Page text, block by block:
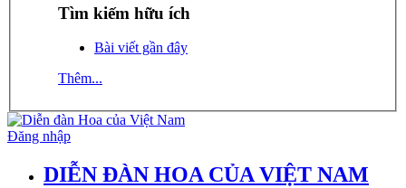
Tìm kiếm hữu ích
Bài viết gần đây
Thêm...
Đăng nhập
DIỄN ĐÀN HOA CỦA VIỆT NAM